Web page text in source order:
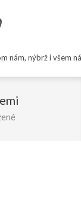
nám, nýbrž i všem